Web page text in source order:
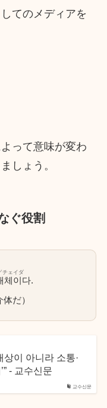
てのメディアを
って意味が変わ
しょう。
ぐ役割
체이다.
チェイダ
だ）
교수신문
상이 아니라 소통·
- 교수신문